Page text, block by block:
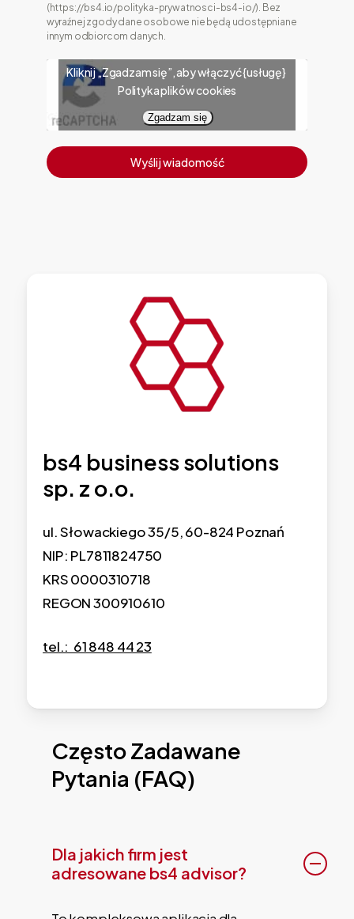
(https://bs4.io/polityka-prywatnosci-bs4-io/). Bez
wyraźnej zgody dane osobowe nie będą udostępniane
innym odbiorcom danych.
Kliknij „Zgadzam się”, aby włączyć {usługę}
Polityka plików cookies
Zgadzam się
Wyślij wiadomość
bs4 business solutions
sp. z o.o.
ul. Słowackiego 35/5, 60-824 Poznań
NIP: PL7811824750
KRS 0000310718
REGON 300910610
tel.: 61 848 44 23
CzęstoZadawane
Pytania (FAQ)
Dla jakich firm jest
adresowane bs4 advisor?